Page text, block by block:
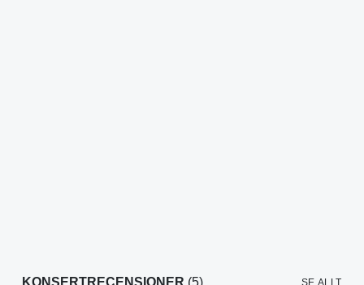
SE ALLT